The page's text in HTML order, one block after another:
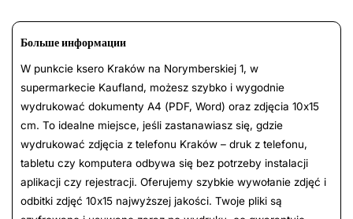
Больше информации
W punkcie ksero Kraków na Norymberskiej 1, w
supermarkecie Kaufland, możesz szybko i wygodnie
wydrukować dokumenty A4 (PDF, Word) oraz zdjęcia 10x15
cm. To idealne miejsce, jeśli zastanawiasz się, gdzie
wydrukować zdjęcia z telefonu Kraków – druk z telefonu,
tabletu czy komputera odbywa się bez potrzeby instalacji
aplikacji czy rejestracji. Oferujemy szybkie wywołanie zdjęć i
odbitki zdjęć 10x15 najwyższej jakości. Twoje pliki są